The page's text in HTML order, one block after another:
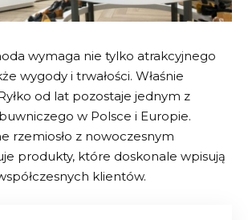
wymaga nie tylko atrakcyjnego
wygody i trwałości. Właśnie
od lat pozostaje jednym z
w Polsce i Europie.
rzemiosło z nowoczesnym
produkty, które doskonale wpisują
klientów.